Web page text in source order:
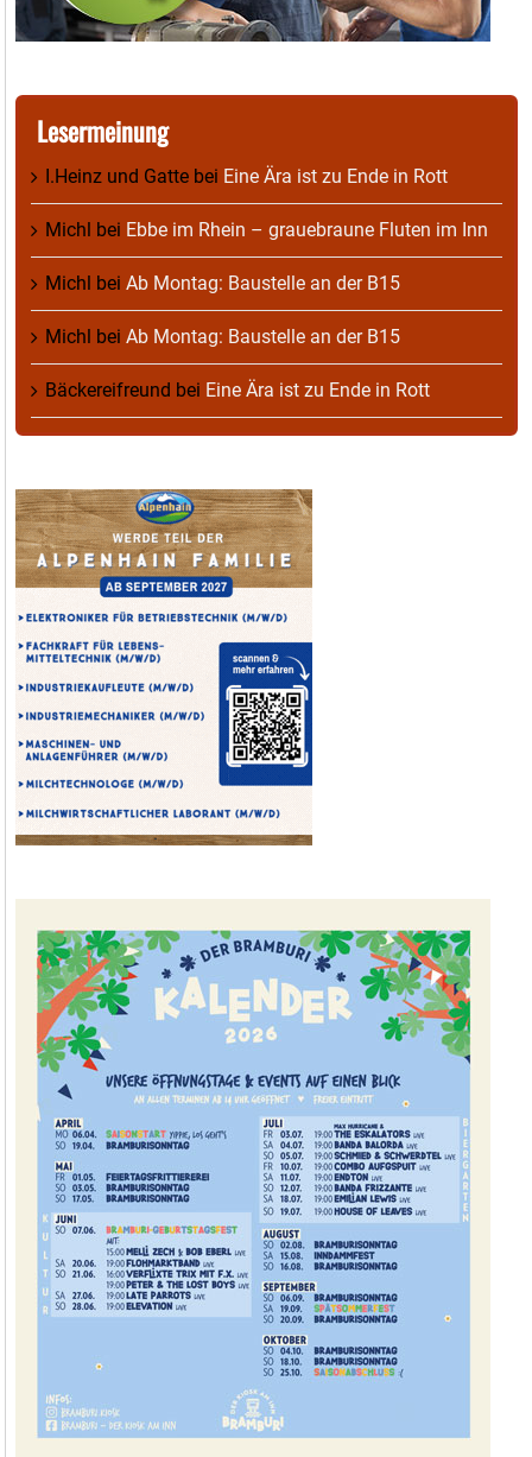
Lesermeinung
I.Heinz und Gatte bei Eine Ära ist zu Ende in Rott
Michl bei Ebbe im Rhein – grauebraune Fluten im Inn
Michl bei Ab Montag: Baustelle an der B15
Michl bei Ab Montag: Baustelle an der B15
Bäckereifreund bei Eine Ära ist zu Ende in Rott